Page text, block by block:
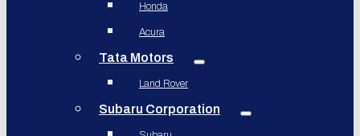
Honda
Acura
Tata Motors
Land Rover
Subaru Corporation